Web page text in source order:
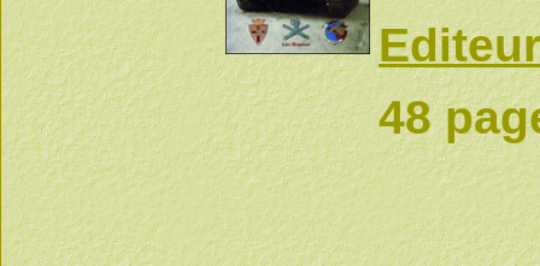
48